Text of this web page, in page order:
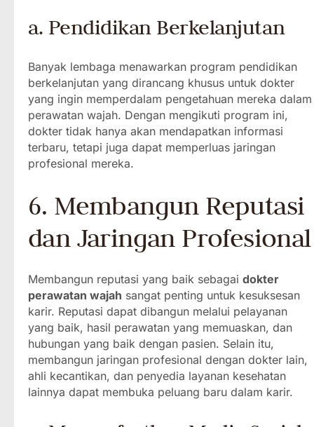
a. Pendidikan Berkelanjutan
Banyak lembaga menawarkan program pendidikan
berkelanjutan yang dirancang khusus untuk dokter
yang ingin memperdalam pengetahuan mereka dalam
perawatan wajah. Dengan mengikuti program ini,
dokter tidak hanya akan mendapatkan informasi
terbaru, tetapi juga dapat memperluas jaringan
profesional mereka.
6. Membangun Reputasi
dan Jaringan Profesional
Membangun reputasi yang baik sebagai dokter
perawatan wajah sangat penting untuk kesuksesan
karir. Reputasi dapat dibangun melalui pelayanan
yang baik, hasil perawatan yang memuaskan, dan
hubungan yang baik dengan pasien. Selain itu,
membangun jaringan profesional dengan dokter lain,
ahli kecantikan, dan penyedia layanan kesehatan
lainnya dapat membuka peluang baru dalam karir.